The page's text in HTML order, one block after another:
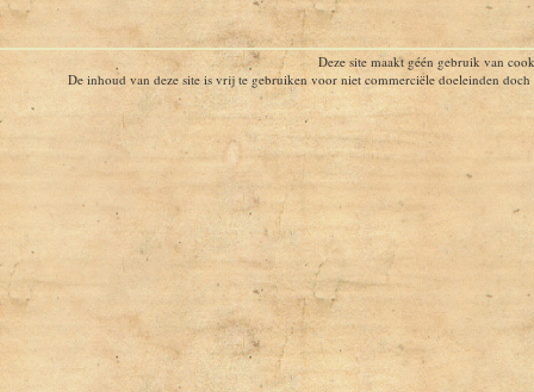
Deze site maakt géén gebruik van
De inhoud van deze site is vrij te gebruiken voor niet commerciële doeleinden